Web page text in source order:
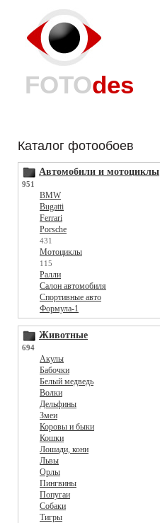
FOTOdes
Каталог фотообоев
Автомобили и мотоциклы
951
BMW
Bugatti
Ferrari
Porsche
431
Мотоциклы
115
Ралли
Салон автомобиля
Спортивные авто
Формула-1
Животные
694
Акулы
Бабочки
Белый медведь
Волки
Дельфины
Змеи
Коровы и быки
Кошки
Лошади, кони
Львы
Орлы
Пингвины
Попугаи
Собаки
Тигры